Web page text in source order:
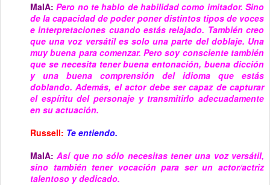
MaIA:Pero no te hablo de habilidad como imitador. Sino
de la capacidad de poder poner distintos tipos de voces
e interpretaciones cuando estás relajado. También creo
que una voz versátil es solo una parte del doblaje. Una
muy buena para comenzar. Pero soy consciente también
que se necesita tener buena entonación, buena dicción
y una buena comprensión del idioma que estás
doblando. Además, el actor debe ser capaz de capturar
el espíritu del personaje y transmitirlo adecuadamente
en su actuación.
Russell: Te entiendo.
MaIA:Así que no sólo necesitas tener una voz versátil,
sino también tener vocación para ser un actor/actriz
talentoso y dedicado.